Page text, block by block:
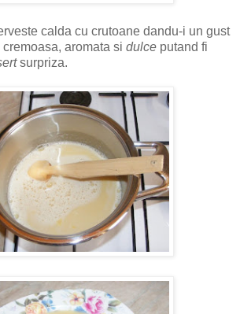
calda cu crutoane dandu-i un gust
aromata si dulce putand fi
surpriza.